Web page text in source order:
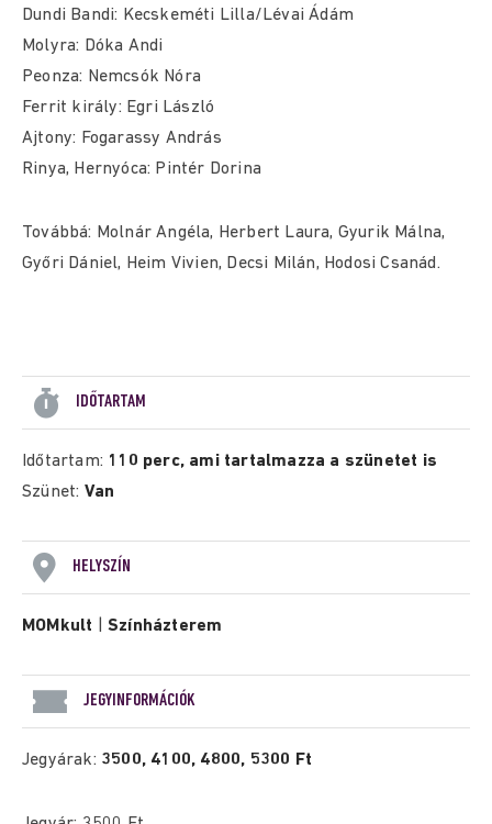
Dundi Bandi: Kecskeméti Lilla/Lévai Ádám
Molyra: Dóka Andi
Peonza: Nemcsók Nóra
Ferrit király: Egri László
Ajtony: Fogarassy András
Rinya, Hernyóca: Pintér Dorina
Továbbá: Molnár Angéla, Herbert Laura, Gyurik Málna,
Győri Dániel, Heim Vivien, Decsi Milán, Hodosi Csanád.
IDŐTARTAM
Időtartam: 110 perc, ami tartalmazza a szünetet is
Szünet: Van
HELYSZÍN
MOMkult |Színházterem
JEGYINFORMÁCIÓK
Jegyárak: 3500, 4100, 4800, 5300 Ft